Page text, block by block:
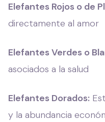
Elefantes Rojos o de
directamente al amor
Elefantes Verdes o
asociados a la salud
Elefantes Dorados:
y la abundancia